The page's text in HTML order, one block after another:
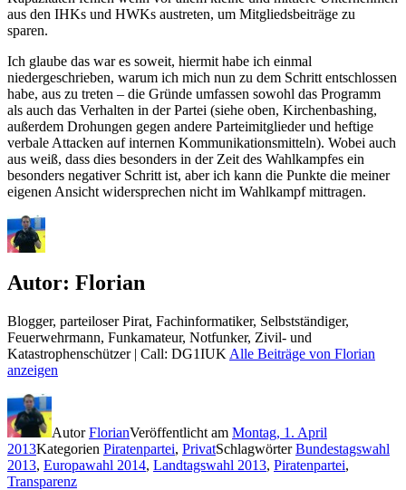
aus den IHKs und HWKs austreten, um Mitgliedsbeiträge zu
sparen.
Ich glaube das war es soweit, hiermit habe ich einmal
niedergeschrieben, warum ich mich nun zu dem Schritt entschlossen
habe, aus zu treten – die Gründe umfassen sowohl das Programm
als auch das Verhalten in der Partei (siehe oben, Kirchenbashing,
außerdem Drohungen gegen andere Parteimitglieder und heftige
verbale Attacken auf internen Kommunikationsmitteln). Wobei auch
aus weiß, dass dies besonders in der Zeit des Wahlkampfes ein
besonders negativer Schritt ist, aber ich kann die Punkte die meiner
eigenen Ansicht widersprechen nicht im Wahlkampf mittragen.
Autor: Florian
Blogger, parteiloser Pirat, Fachinformatiker, Selbstständiger,
Feuerwehrmann, Funkamateur, Notfunker, Zivil- und
Katastrophenschützer | Call: DG1IUK Alle Beiträge von Florian
anzeigen
AutorFlorianVeröffentlicht am Montag, 1. April
2013Kategorien Piratenpartei, PrivatSchlagwörterBundestagswahl
2013, Europawahl 2014, Landtagswahl 2013, Piratenpartei,
Transparenz